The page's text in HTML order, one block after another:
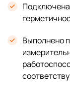
Выполнено